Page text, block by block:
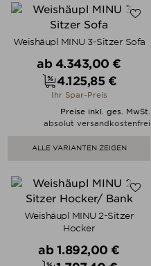
Weishäupl MINU 3-Sitzer Sofa
Verkaufspreis
ab 4.343,00 €
Preis
4.125,85 €
Ihr Spar-Preis
Preise inkl. ges. MwSt.
absolut versandkostenfrei
ALLE VARIANTEN ZEIGEN
Weishäupl MINU 2-Sitzer
Hocker
Verkaufspreis
ab 1.892,00 €